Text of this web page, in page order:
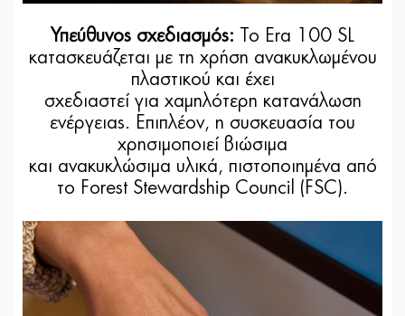
Υπεύθυνος σχεδιασμός: Το Era 100 SL
κατασκευάζεται με τη χρήση ανακυκλωμένου
πλαστικού και έχει
σχεδιαστεί για χαμηλότερη κατανάλωση
ενέργειας. Επιπλέον, η συσκευασία του
χρησιμοποιεί βιώσιμα
και ανακυκλώσιμα υλικά, πιστοποιημένα από
το Forest Stewardship Council (FSC).